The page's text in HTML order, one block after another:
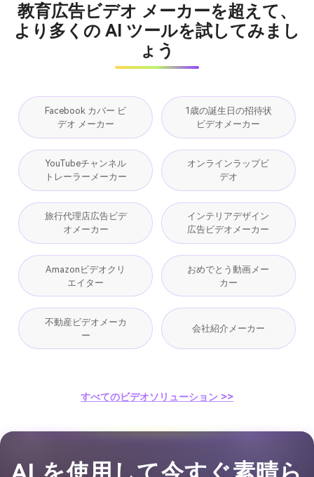
教育広告ビデオ メーカーを超えて、
より多くの AI ツールを試してみまし
ょう
Facebook カバー ビ
デオ メーカー
1歳の誕生日の招待状
ビデオメーカー
YouTubeチャンネル
トレーラーメーカー
オンラインラップビ
デオ
旅行代理店広告ビデ
オメーカー
インテリアデザイン
広告ビデオメーカー
Amazonビデオクリ
エイター
おめでとう動画メー
カー
不動産ビデオメーカ
ー
会社紹介メーカー
すべてのビデオソリューション >>